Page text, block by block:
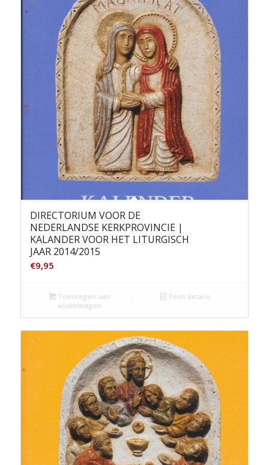
DIRECTORIUM VOOR DE
NEDERLANDSE KERKPROVINCIE |
KALANDER VOOR HET LITURGISCH
JAAR 2014/2015
€9,95
Toevoegen aan
winkelwagen
Toon details